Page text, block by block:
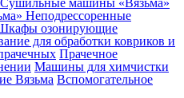
Сушильные машины «Вязьма»
Неподрессоренные
озонирующие
для обработки ковриков и
Прачечное
Машины для химчистки
Вязьма Вспомогательное